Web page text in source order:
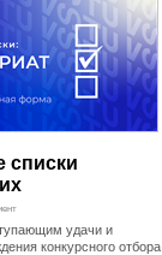
списки
удачи и
конкурсного отбора